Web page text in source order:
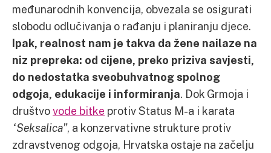
međunarodnih konvencija, obvezala se osigurati
slobodu odlučivanja o rađanju i planiranju djece.
Ipak, realnost nam je takva da žene nailaze na
niz prepreka: od cijene, preko priziva savjesti,
do nedostatka sveobuhvatnog spolnog
odgoja, edukacije i informiranja. Dok Grmoja i
društvovode bitke protiv Status M-a i karata
“Seksalica”, a konzervativne strukture protiv
zdravstvenog odgoja, Hrvatska ostaje na začelju